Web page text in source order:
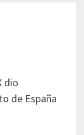
dio
de España